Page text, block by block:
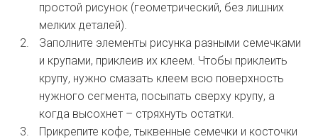
простой рисунок (геометрический, без лишних
мелких деталей).
Заполните элементы рисунка разными семечками
и крупами, приклеив их клеем. Чтобы приклеить
крупу, нужно смазать клеем всю поверхность
нужного сегмента, посыпать сверху крупу, а
когда высохнет – стряхнуть остатки.
Прикрепите кофе, тыквенные семечки и косточки